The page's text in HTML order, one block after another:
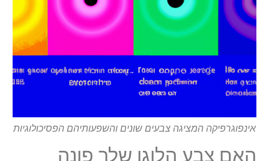
אינפוגרפיקה המציגה צבעים שונים והשפעותיהם הפסיכולוגיות
האם צבע הלוגו שלך פונה